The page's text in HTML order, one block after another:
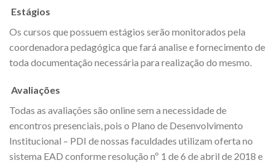
Estágios
Os cursos que possuem estágios serão monitorados pela
coordenadora pedagógica que fará analise e fornecimento de
toda documentação necessária para realização do mesmo.
Avaliações
Todas as avaliações são online sem a necessidade de
encontros presenciais, pois o Plano de Desenvolvimento
Institucional – PDI de nossas faculdades utilizam oferta no
sistema EAD conforme resolução nº 1 de 6 de abril de 2018 e